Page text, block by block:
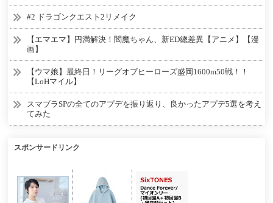
#2 ドラゴンクエスト2リメイク
【エマエマ】円満解決！閻魔ちゃん、新ED總差異【アニメ】【漫
画】
【ウマ娘】最終日！リーグオブヒーローズ盛岡1600m50戦！！
【LoHマイル】
スマブラSPの全てのアプデを振り返り、良かったアプデ5選を考え
てみた
スポンサードリンク